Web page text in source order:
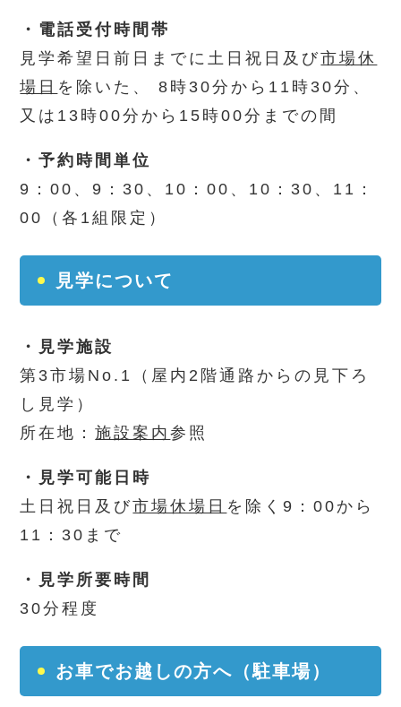
・電話受付時間帯
見学希望日前日までに土日祝日及び市場休
場日 を除いた、
8時30分から11時30分、
又は13時00分から15時00分までの間
・予約時間単位
9：00、9：30、10：00、10：30、11：
00（各1組限定）
見学について
・見学施設
第3市場No.1（屋内2階通路からの見下ろ
し見学）
所在地：施設案内参照
・見学可能日時
土日祝日及び市場休場日 を除く9：00から
11：30まで
・見学所要時間
30分程度
お車でお越しの方へ（駐車場）